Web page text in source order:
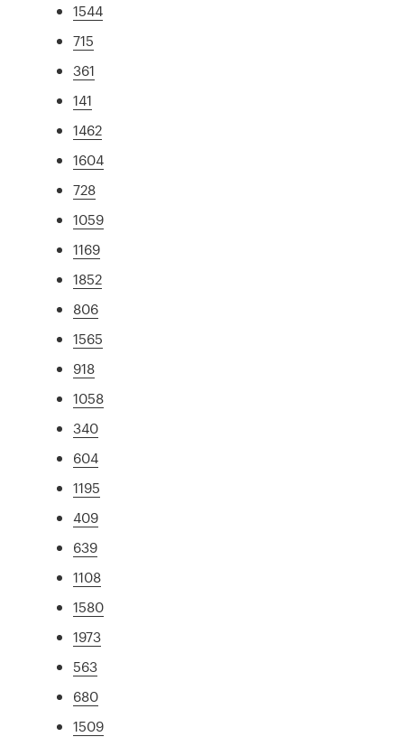
1544
715
361
141
1462
1604
728
1059
1169
1852
806
1565
918
1058
340
604
1195
409
639
1108
1580
1973
563
680
1509